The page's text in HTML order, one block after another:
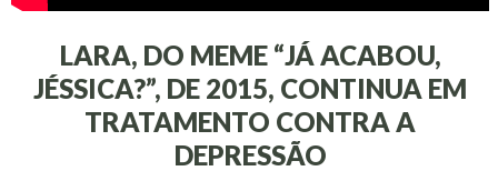
LARA, DO MEME “JÁ ACABOU,
JÉSSICA?”, DE 2015, CONTINUA EM
TRATAMENTO CONTRA A
DEPRESSÃO